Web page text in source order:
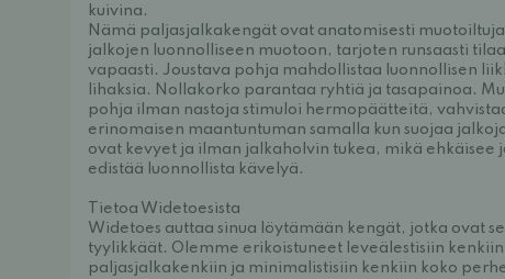
kuivina.
Nämä paljasjalkakengät ovat anatomisesti
jalkojen luonnolliseen muotoon, tarjoten runsaasti
vapaasti. Joustava pohja mahdollistaa luonnollisen
lihaksia. Nollakorko parantaa ryhtiä ja tasapainoa.
pohja ilman nastoja stimuloi hermopäätteitä,
erinomaisen maantuntuman samalla kun suojaa
ovat kevyet ja ilman jalkaholvin tukea, mikä ehkäisee
edistää luonnollista kävelyä.
Tietoa Widetoesista
Widetoes auttaa sinua löytämään kengät, jotka ovat
tyylikkäät. Olemme erikoistuneet leveälestisiin
paljasjalkakenkiin ja minimalistisiin kenkiin koko